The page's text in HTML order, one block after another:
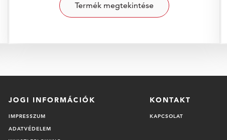
Termék megtekintése
JOGI INFORMÁCIÓK
IMPRESSZUM
ADATVÉDELEM
KONTAKT
KAPCSOLAT